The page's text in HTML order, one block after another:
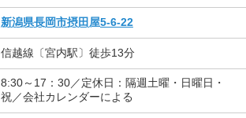
新潟県長岡市摂田屋5-6-22
信越線〔宮内駅〕徒歩13分
8:30～17：30／定休日：隔週土曜・日曜日・
祝／会社カレンダーによる